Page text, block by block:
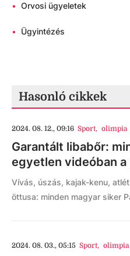
• Orvosi ügyeletek
• Ügyintézés
Hasonló cikkek
2024. 08. 12., 09:16 Sport, olimpia
Garantált libabőr:
egyetlen videóban
Vívás, úszás, kajak-kenu,
öttusa: minden magyar siker
2024. 08. 03., 05:15 Sport, olimpia